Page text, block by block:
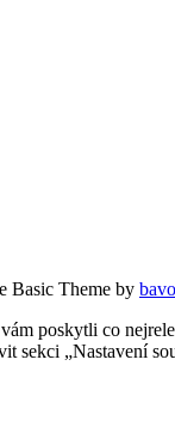
Basic Theme by
poskytli co
sekci „Nastavení